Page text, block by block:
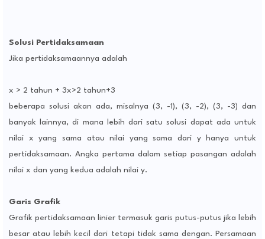
Solusi Pertidaksamaan
Jika pertidaksamaannya adalah
x > 2 tahun + 3x>2 tahun+3
beberapa solusi akan ada, misalnya (3, -1), (3, -2), (3, -3) dan
banyak lainnya, di mana lebih dari satu solusi dapat ada untuk
nilai x yang sama atau nilai yang sama dari y hanya untuk
pertidaksamaan. Angka pertama dalam setiap pasangan adalah
nilai x dan yang kedua adalah nilai y.
Garis Grafik
Grafik pertidaksamaan linier termasuk garis putus-putus jika lebih
besar atau lebih kecil dari tetapi tidak sama dengan. Persamaan